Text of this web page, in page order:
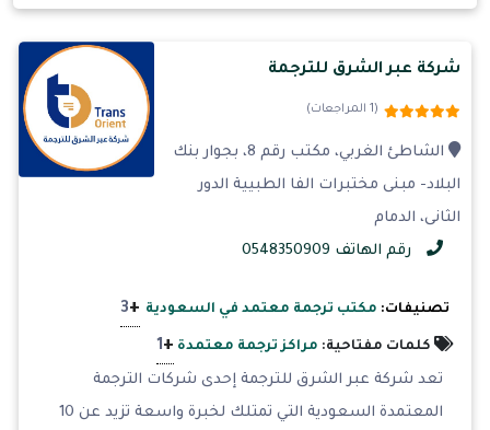
شركة عبر الشرق للترجمة
(1 المراجعات)
الشاطئ الغربي، مكتب رقم 8، بجوار بنك
البلاد- مبنى مختبرات الفا الطبيية الدور
الثانى، الدمام
رقم الهاتف 0548350909
تصنيفات: مكتب ترجمة معتمد في السعودية +
3
كلمات مفتاحية: مراكز ترجمة معتمدة +
1
تعد شركة عبر الشرق للترجمة إحدى شركات الترجمة
المعتمدة السعودية التي تمتلك لخبرة واسعة تزيد عن 10